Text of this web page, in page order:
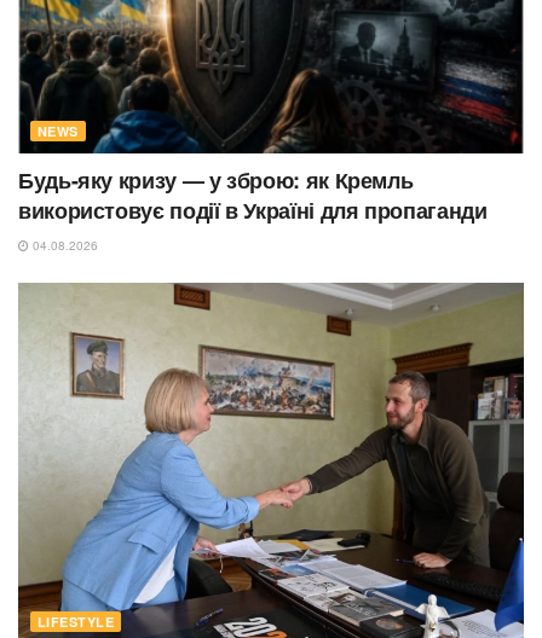
NEWS
Будь-яку кризу — у зброю: як Кремль
використовує події в Україні для пропаганди
04.08.2026
LIFESTYLE